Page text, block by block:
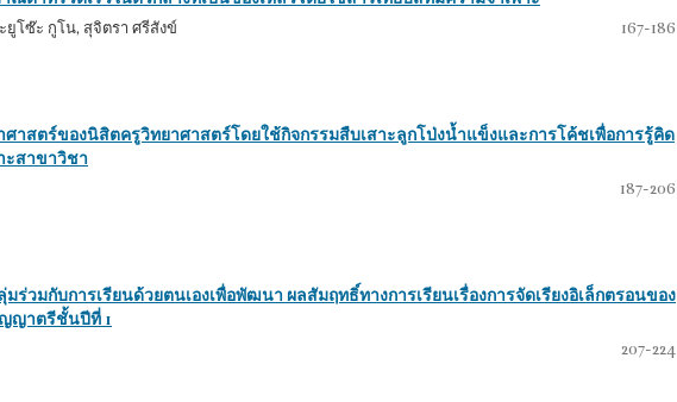
โซ๊ะ กูโน, สุจิตรา ศรีสังข์ 167-186
าสตร์ของนิสิตครูวิทยาศาสตร์โดยใช้กิจกรรมสืบเสาะลูกโป่งน้ำแข็งและการโค้ชเพื่อการรู้คิด
ะสาขาวิชา
187-206
ร่วมกับการเรียนด้วยตนเองเพื่อพัฒนา ผลสัมฤทธิ์ทางการเรียนเรื่องการจัดเรียงอิเล็กตรอนของ
ญาตรีชั้นปีที่ 1
207-224